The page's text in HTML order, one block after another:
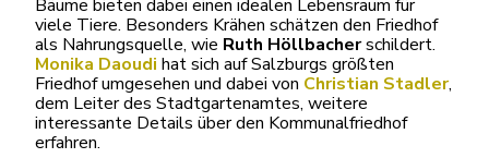
Bäume bieten dabei einen idealen Lebensraum für
viele Tiere. Besonders Krähen schätzen den Friedhof
als Nahrungsquelle, wie Ruth Höllbacherschildert.
Monika Daoudi hat sich auf Salzburgs größten
Friedhof umgesehen und dabei von Christian Stadler,
dem Leiter des Stadtgartenamtes, weitere
interessante Details über den Kommunalfriedhof
erfahren.